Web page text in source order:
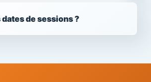
de sessions ?